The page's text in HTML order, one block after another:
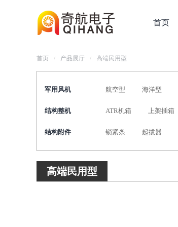
首页
首页 / 产品展厅 / 高端民用型
军用风机 航空型 海洋型
结构整机 ATR机箱 上架插箱
结构附件 锁紧条 起拔器
高端民用型